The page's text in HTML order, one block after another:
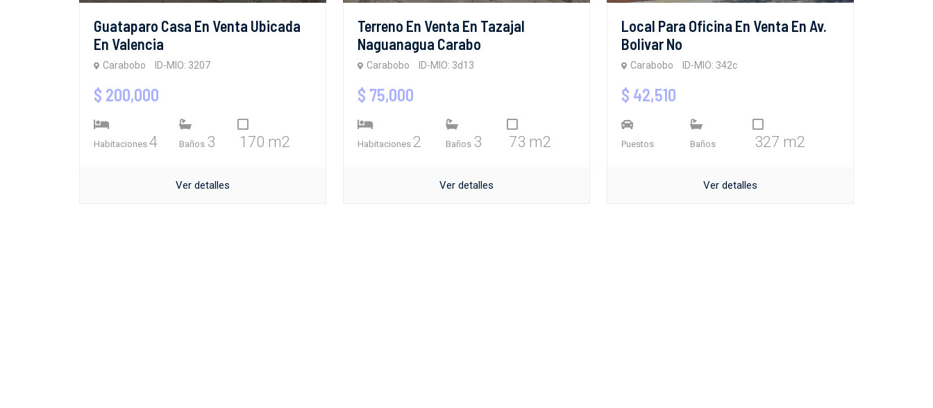
Guataparo Casa En Venta Ubicada
En Valencia
Carabobo ID-MIO: 3207
$ 200,000
Habitaciones 4 Baños 3 170 m2
Ver detalles
Terreno En Venta En Tazajal
Naguanagua Carabo
Carabobo ID-MIO: 3d13
$ 75,000
Habitaciones 2 Baños 3 73 m2
Ver detalles
Local Para Oficina En Venta En Av.
Bolivar No
Carabobo ID-MIO: 342c
$ 42,510
Puestos Baños 327 m2
Ver detalles